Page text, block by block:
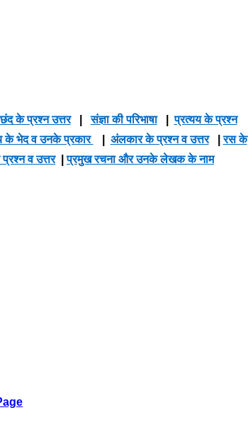
छंद के प्रश्न उत्तर|संज्ञा की परिभाषा|प्रत्यय के प्रश्न
के भेद व उनके प्रकार अंलकार के प्रश्न व उत्तर|रस के
व उत्तर|प्रमुख रचना और उनके लेखक के नाम